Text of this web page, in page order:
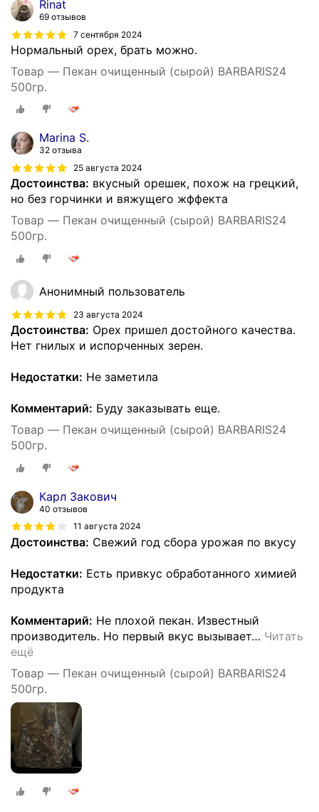
Rinat
69 отзывов
7 сентября 2024
Нормальный орех, брать можно.
Товар — Пекан очищенный (сырой) BARBARIS24
500гр.
Marina S.
32 отзыва
25 августа 2024
Достоинства: вкусный орешек, похож на грецкий,
но без горчинки и вяжущего жффекта
Товар — Пекан очищенный (сырой) BARBARIS24
500гр.
Анонимный пользователь
23 августа 2024
Достоинства: Орех пришел достойного качества.
Нет гнилых и испорченных зерен.
Недостатки: Не заметила
Комментарий: Буду заказывать еще.
Товар — Пекан очищенный (сырой) BARBARIS24
500гр.
Карл Закович
40 отзывов
11 августа 2024
Достоинства: Свежий год сбора урожая по вкусу
Недостатки: Есть привкус обработанного химией
продукта
Комментарий: Не плохой пекан. Известный
производитель. Но первый вкус вызывает… Читать
ещё
Товар — Пекан очищенный (сырой) BARBARIS24
500гр.